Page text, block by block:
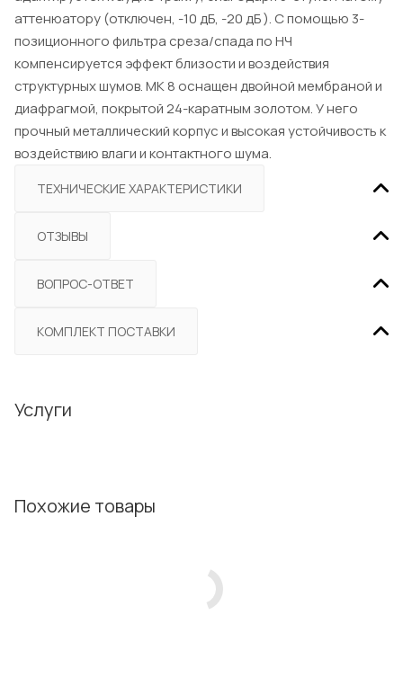
аттенюатору (отключен, -10 дБ, -20 дБ ). С помощью 3-
позиционного фильтра среза/спада по НЧ
компенсируется эффект близости и воздействия
структурных шумов. MK 8 оснащен двойной мембраной и
диафрагмой, покрытой 24-каратным золотом. У него
прочный металлический корпус и высокая устойчивость к
воздействию влаги и контактного шума.
ТЕХНИЧЕСКИЕ ХАРАКТЕРИСТИКИ
ОТЗЫВЫ
ВОПРОС-ОТВЕТ
КОМПЛЕКТ ПОСТАВКИ
Услуги
Похожие товары